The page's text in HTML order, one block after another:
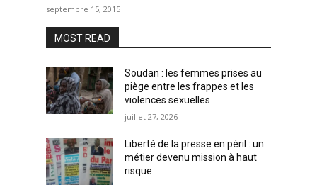
septembre 15, 2015
MOST READ
Soudan : les femmes prises au
piège entre les frappes et les
violences sexuelles
juillet 27, 2026
Liberté de la presse en péril : un
métier devenu mission à haut
risque